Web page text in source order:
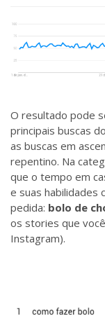
O resultado pode
principais buscas
as buscas em
repentino. Na
que o tempo em
e suas habilidades
pedida: bolo de
os stories que
Instagram).